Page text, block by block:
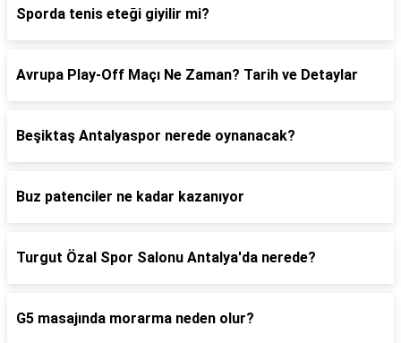
Sporda tenis eteği giyilir mi?
Avrupa Play-Off Maçı Ne Zaman? Tarih ve Detaylar
Beşiktaş Antalyaspor nerede oynanacak?
Buz patenciler ne kadar kazanıyor
Turgut Özal Spor Salonu Antalya'da nerede?
G5 masajında morarma neden olur?